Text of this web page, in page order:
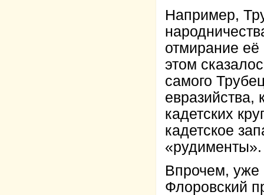
Например,
отмирание
этом
самого
кадетских
кадетское
«рудименты».
Впрочем, уже
Флоровский